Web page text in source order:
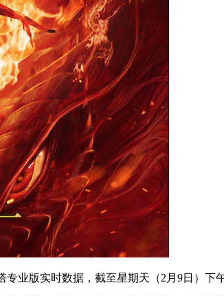
业版实时数据，截至星期天（2月9日）下